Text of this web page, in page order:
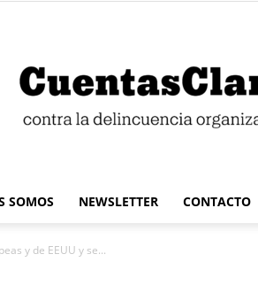
SOMOS NEWSLETTER CONTACTO
y de EEUU y se...